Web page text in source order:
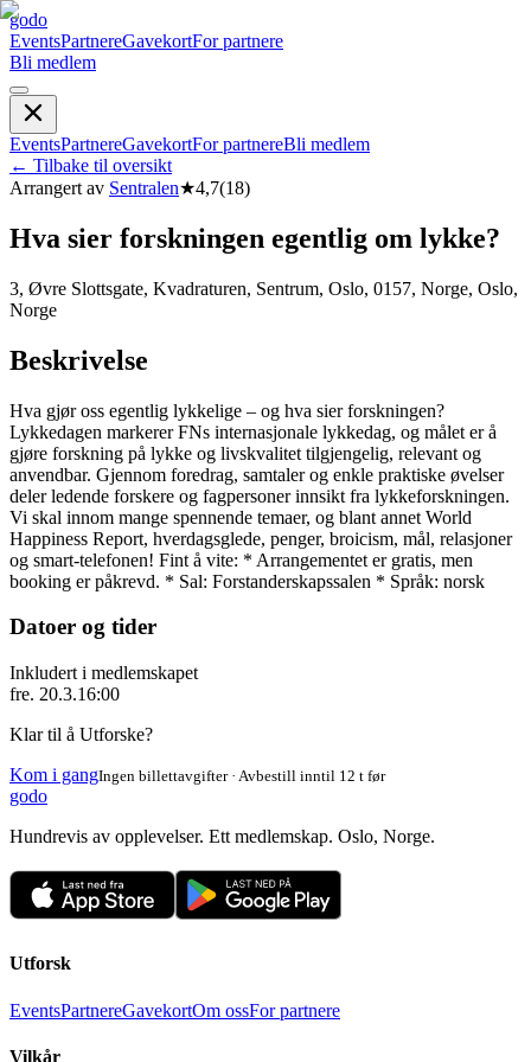
godo
EventsPartnereGavekortFor partnere
Bli medlem
EventsPartnereGavekortFor partnereBli medlem
← Tilbake til oversikt
Arrangert av Sentralen★4,7(18)
Hva sier forskningen egentlig om lykke?
3, Øvre Slottsgate, Kvadraturen, Sentrum, Oslo, 0157, Norge, Oslo,
Norge
Beskrivelse
Hva gjør oss egentlig lykkelige – og hva sier forskningen?
Lykkedagen markerer FNs internasjonale lykkedag, og målet er å
gjøre forskning på lykke og livskvalitet tilgjengelig, relevant og
anvendbar. Gjennom foredrag, samtaler og enkle praktiske øvelser
deler ledende forskere og fagpersoner innsikt fra lykkeforskningen.
Vi skal innom mange spennende temaer, og blant annet World
Happiness Report, hverdagsglede, penger, broicism, mål, relasjoner
og smart-telefonen! Fint å vite: * Arrangementet er gratis, men
booking er påkrevd. * Sal: Forstanderskapssalen * Språk: norsk
Datoer og tider
Inkludert i medlemskapet
fre. 20.3.16:00
Klar til å Utforske?
Kom i gangIngen billettavgifter · Avbestill inntil 12 t før
godo
Hundrevis av opplevelser. Ett medlemskap. Oslo, Norge.
Utforsk
EventsPartnereGavekortOm ossFor partnere
Vilkår